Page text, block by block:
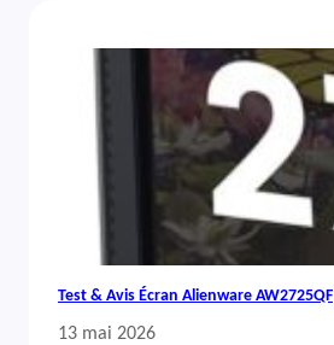
Test & Avis Écran Alienware AW2725QF
13 mai 2026